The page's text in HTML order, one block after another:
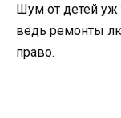
Шум от детей уж
ведь ремонты
право.